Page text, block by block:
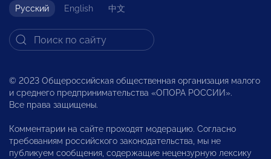
Русский English 中文
© 2023 Общероссийская общественная организация малого
и среднего предпринимательства «ОПОРА РОССИИ».
Все права защищены.
Комментарии на сайте проходят модерацию. Согласно
требованиям российского законодательства, мы не
публикуем сообщения, содержащие нецензурную лексику